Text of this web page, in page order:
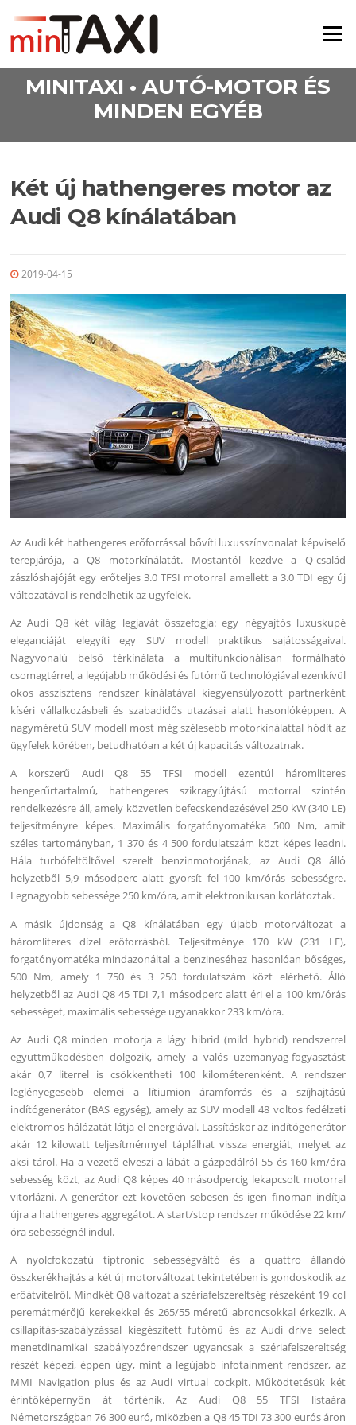
Menü
MINITAXI • AUTÓ-MOTOR ÉS
MINDEN EGYÉB
Két új hathengeres motor az
Audi Q8 kínálatában
2019-04-15
Az Audi két hathengeres erőforrással bővíti luxusszínvonalat képviselő
terepjárója, a Q8 motorkínálatát. Mostantól kezdve a Q-család
zászlóshajóját egy erőteljes 3.0 TFSI motorral amellett a 3.0 TDI egy új
változatával is rendelhetik az ügyfelek.
Az Audi Q8 két világ legjavát összefogja: egy négyajtós luxuskupé
eleganciáját elegyíti egy SUV modell praktikus sajátosságaival.
Nagyvonalú belső térkínálata a multifunkcionálisan formálható
csomagtérrel, a legújabb működési és futómű technológiával ezenkívül
okos asszisztens rendszer kínálatával kiegyensúlyozott partnerként
kíséri vállalkozásbeli és szabadidős utazásai alatt hasonlóképpen. A
nagyméretű SUV modell most még szélesebb motorkínálattal hódít az
ügyfelek körében, betudhatóan a két új kapacitás változatnak.
A korszerű Audi Q8 55 TFSI modell ezentúl háromliteres
hengerűrtartalmú, hathengeres szikragyújtású motorral szintén
rendelkezésre áll, amely közvetlen befecskendezésével 250 kW (340 LE)
teljesítményre képes. Maximális forgatónyomatéka 500 Nm, amit
széles tartományban, 1 370 és 4 500 fordulatszám közt képes leadni.
Hála turbófeltöltővel szerelt benzinmotorjának, az Audi Q8 álló
helyzetből 5,9 másodperc alatt gyorsít fel 100 km/órás sebességre.
Legnagyobb sebessége 250 km/óra, amit elektronikusan korlátoztak.
A másik újdonság a Q8 kínálatában egy újabb motorváltozat a
háromliteres dízel erőforrásból. Teljesítménye 170 kW (231 LE),
forgatónyomatéka mindazonáltal a benzineséhez hasonlóan bőséges,
500 Nm, amely 1 750 és 3 250 fordulatszám közt elérhető. Álló
helyzetből az Audi Q8 45 TDI 7,1 másodperc alatt éri el a 100 km/órás
sebességet, maximális sebessége ugyanakkor 233 km/óra.
Az Audi Q8 minden motorja a lágy hibrid (mild hybrid) rendszerrel
együttműködésben dolgozik, amely a valós üzemanyag-fogyasztást
akár 0,7 literrel is csökkentheti 100 kilométerenként. A rendszer
leglényegesebb elemei a lítiumion áramforrás és a szíjhajtású
indítógenerátor (BAS egység), amely az SUV modell 48 voltos fedélzeti
elektromos hálózatát látja el energiával. Lassításkor az indítógenerátor
akár 12 kilowatt teljesítménnyel táplálhat vissza energiát, melyet az
aksi tárol. Ha a vezető elveszi a lábát a gázpedálról 55 és 160 km/óra
sebesség közt, az Audi Q8 képes 40 másodpercig lekapcsolt motorral
vitorlázni. A generátor ezt követően sebesen és igen finoman indítja
újra a hathengeres aggregátot. A start/stop rendszer működése 22 km/
óra sebességnél indul.
A nyolcfokozatú tiptronic sebességváltó és a quattro állandó
összkerékhajtás a két új motorváltozat tekintetében is gondoskodik az
erőátvitelről. Mindkét Q8 változat a szériafelszereltség részeként 19 col
peremátmérőjű kerekekkel és 265/55 méretű abroncsokkal érkezik. A
csillapítás-szabályzással kiegészített futómű és az Audi drive select
menetdinamikai szabályozórendszer ugyancsak a szériafelszereltség
részét képezi, éppen úgy, mint a legújabb infotainment rendszer, az
MMI Navigation plus és az Audi virtual cockpit. Működtetésük két
érintőképernyőn át történik. Az Audi Q8 55 TFSI listaára
Németországban 76 300 euró, miközben a Q8 45 TDI 73 300 eurós áron